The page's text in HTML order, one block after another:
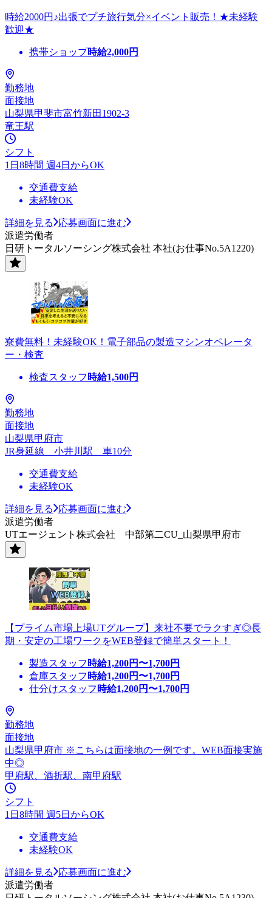
時給2000円♪出張でプチ旅行気分×イベント販売！★未経験
歓迎★
携帯ショップ時給2,000円
勤務地
面接地
山梨県甲斐市富竹新田1902-3
竜王駅
シフト
1日8時間 週4日からOK
交通費支給
未経験OK
詳細を見る
応募画面に進む
派遣労働者
日研トータルソーシング株式会社 本社(お仕事No.5A1220)
寮費無料！未経験OK！電子部品の製造マシンオペレータ
ー・検査
検査スタッフ 時給1,500円
勤務地
面接地
山梨県甲府市
JR身延線 小井川駅 車10分
交通費支給
未経験OK
詳細を見る
応募画面に進む
派遣労働者
UTエージェント株式会社 中部第二CU_山梨県甲府市
【プライム市場上場UTグループ】来社不要でラクすぎ◎長
期・安定の工場ワークをWEB登録で簡単スタート！
製造スタッフ 時給1,200円〜1,700円
倉庫スタッフ 時給1,200円〜1,700円
仕分けスタッフ 時給1,200円〜1,700円
勤務地
面接地
山梨県甲府市 ※こちらは面接地の一例です。WEB面接実施
中◎
甲府駅、酒折駅、南甲府駅
シフト
1日8時間 週5日からOK
交通費支給
未経験OK
詳細を見る
応募画面に進む
派遣労働者